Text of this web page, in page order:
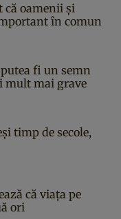
că oamenii și
în comun
fi un semn
mult mai grave
timp de secole,
că viața pe
ori